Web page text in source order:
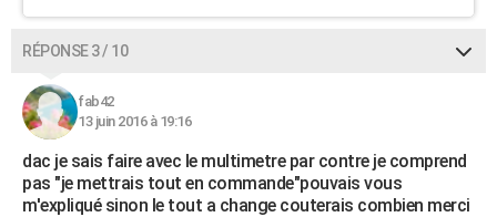
RÉPONSE 3 / 10
fab42
13 juin 2016 à 19:16
dac je sais faire avec le multimetre par contre je comprend
pas "je mettrais tout en commande"pouvais vous
m'expliqué sinon le tout a change couterais combien merci